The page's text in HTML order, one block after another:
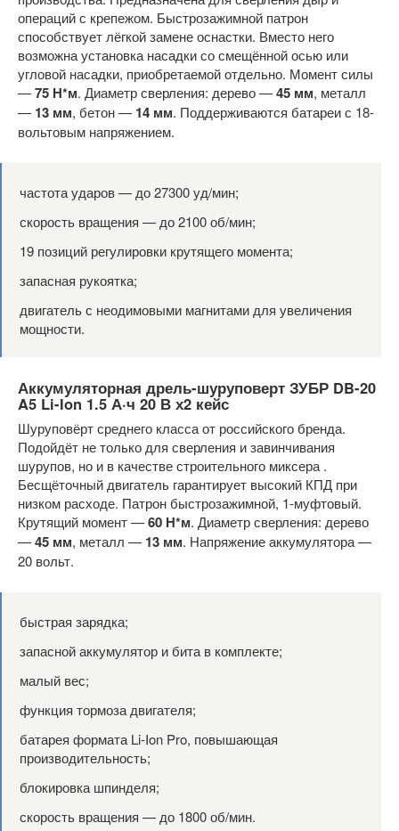
операций с крепежом. Быстрозажимной патрон
способствует лёгкой замене оснастки. Вместо него
возможна установка насадки со смещённой осью или
угловой насадки, приобретаемой отдельно. Момент силы
—75 Н*м. Диаметр сверления: дерево —45 мм, металл
— 13 мм, бетон — 14 мм. Поддерживаются батареи с 18-
вольтовым напряжением.
частота ударов — до 27300 уд/мин;
скорость вращения — до 2100 об/мин;
19 позиций регулировки крутящего момента;
запасная рукоятка;
двигатель с неодимовыми магнитами для увеличения
мощности.
Аккумуляторная дрель-шуруповерт ЗУБР DB-20
A5 Li-Ion 1.5 А·ч 20 В х2 кейс
Шуруповёрт среднего класса от российского бренда.
Подойдёт не только для сверления и завинчивания
шурупов, но и в качестве строительного миксера .
Бесщёточный двигатель гарантирует высокий КПД при
низком расходе. Патрон быстрозажимной, 1-муфтовый.
Крутящий момент —60 Н*м. Диаметр сверления: дерево
—45 мм, металл — 13 мм. Напряжение аккумулятора —
20 вольт.
быстрая зарядка;
запасной аккумулятор и бита в комплекте;
малый вес;
функция тормоза двигателя;
батарея формата Li-Ion Pro, повышающая
производительность;
блокировка шпинделя;
скорость вращения — до 1800 об/мин.